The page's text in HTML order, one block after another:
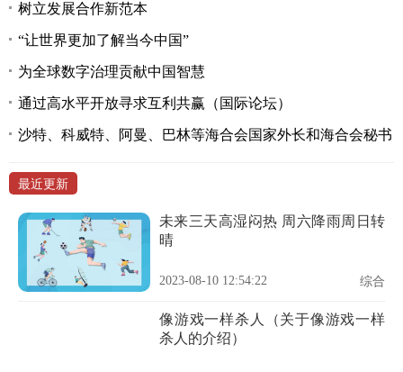
树立发展合作新范本
“让世界更加了解当今中国”
为全球数字治理贡献中国智慧
通过高水平开放寻求互利共赢（国际论坛）
沙特、科威特、阿曼、巴林等海合会国家外长和海合会秘书
最近更新
未来三天高湿闷热 周六降雨周日转
晴
2023-08-10 12:54:22 综合
像游戏一样杀人（关于像游戏一样
杀人的介绍）